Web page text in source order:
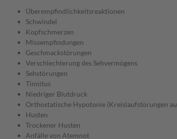
Überempfindlichkeitsreaktionen
Schwindel
Kopfschmerzen
Missempfindungen
Geschmackstörungen
Verschlechterung des Sehvermögens
Sehstörungen
Tinnitus
Niedriger Blutdruck
Orthostatische Hypotonie (Kreislaufstörungen
Husten
Trockener Husten
Anfälle von Atemnot